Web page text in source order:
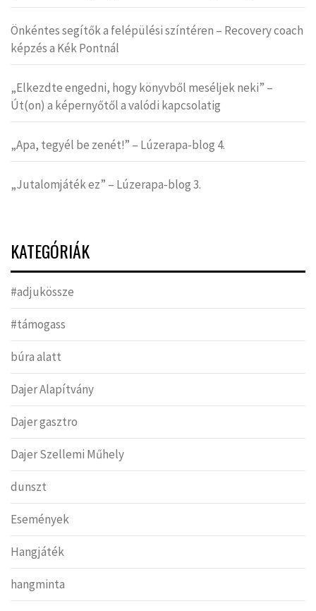
Önkéntes segítők a felépülési színtéren – Recovery coach
képzés a Kék Pontnál
„Elkezdte engedni, hogy könyvből meséljek neki” –
Út(on) a képernyőtől a valódi kapcsolatig
„Apa, tegyél be zenét!” – Lúzerapa-blog 4.
„Jutalomjáték ez” – Lúzerapa-blog 3.
KATEGÓRIÁK
#adjukössze
#támogass
búra alatt
Dajer Alapítvány
Dajer gasztro
Dajer Szellemi Műhely
dunszt
Események
Hangjáték
hangminta